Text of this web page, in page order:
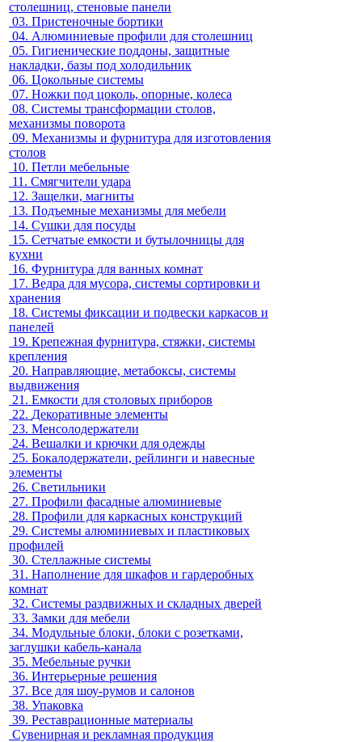
столешниц, стеновые панели
03. Пристеночные бортики
04. Алюминиевые профили для столешниц
05. Гигиенические поддоны, защитные
накладки, базы под холодильник
06. Цокольные системы
07. Ножки под цоколь, опорные, колеса
08. Системы трансформации столов,
механизмы поворота
09. Механизмы и фурнитура для изготовления
столов
10. Петли мебельные
11. Смягчители удара
12. Защелки, магниты
13. Подъемные механизмы для мебели
14. Сушки для посуды
15. Сетчатые емкости и бутылочницы для
кухни
16. Фурнитура для ванных комнат
17. Ведра для мусора, системы сортировки и
хранения
18. Системы фиксации и подвески каркасов и
панелей
19. Крепежная фурнитура, стяжки, системы
крепления
20. Направляющие, метабоксы, системы
выдвижения
21. Емкости для столовых приборов
22. Декоративные элементы
23. Менсолодержатели
24. Вешалки и крючки для одежды
25. Бокалодержатели, рейлинги и навесные
элементы
26. Светильники
27. Профили фасадные алюминиевые
28. Профили для каркасных конструкций
29. Системы алюминиевых и пластиковых
профилей
30. Стеллажные системы
31. Наполнение для шкафов и гардеробных
комнат
32. Системы раздвижных и складных дверей
33. Замки для мебели
34. Модульные блоки, блоки с розетками,
заглушки кабель-канала
35. Мебельные ручки
36. Интерьерные решения
37. Все для шоу-румов и салонов
38. Упаковка
39. Реставрационные материалы
Сувенирная и рекламная продукция